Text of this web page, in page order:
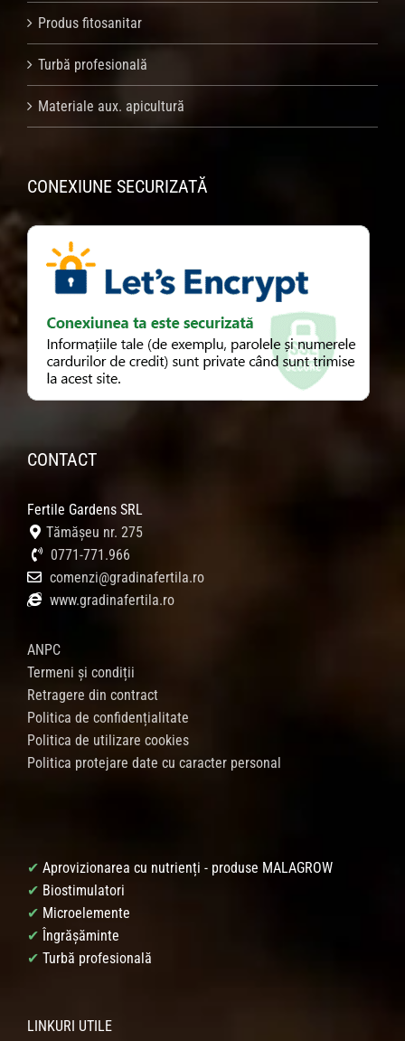
Produs fitosanitar
Turbă profesională
Materiale aux. apicultură
CONEXIUNE SECURIZATĂ
CONTACT
Fertile Gardens SRL
Tămășeu nr. 275
0771-771.966
comenzi@gradinafertila.ro
www.gradinafertila.ro
ANPC
Termeni și condiții
Retragere din contract
Politica de confidențialitate
Politica de utilizare cookies
Politica protejare date cu caracter personal
✔ Aprovizionarea cu nutrienți - produse MALAGROW
✔ Biostimulatori
✔ Microelemente
✔ Îngrășăminte
✔ Turbă profesională
LINKURI UTILE